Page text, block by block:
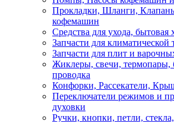
Прокладки, Шланги,
кофемашин
Средства для ухода, бытовая
Запчасти для климатической
Запчасти для плит и
Жиклеры, свечи, термопары,
проводка
Конфорки, Рассекатели,
Переключатели режимов и
духовки
Ручки, кнопки, петли,